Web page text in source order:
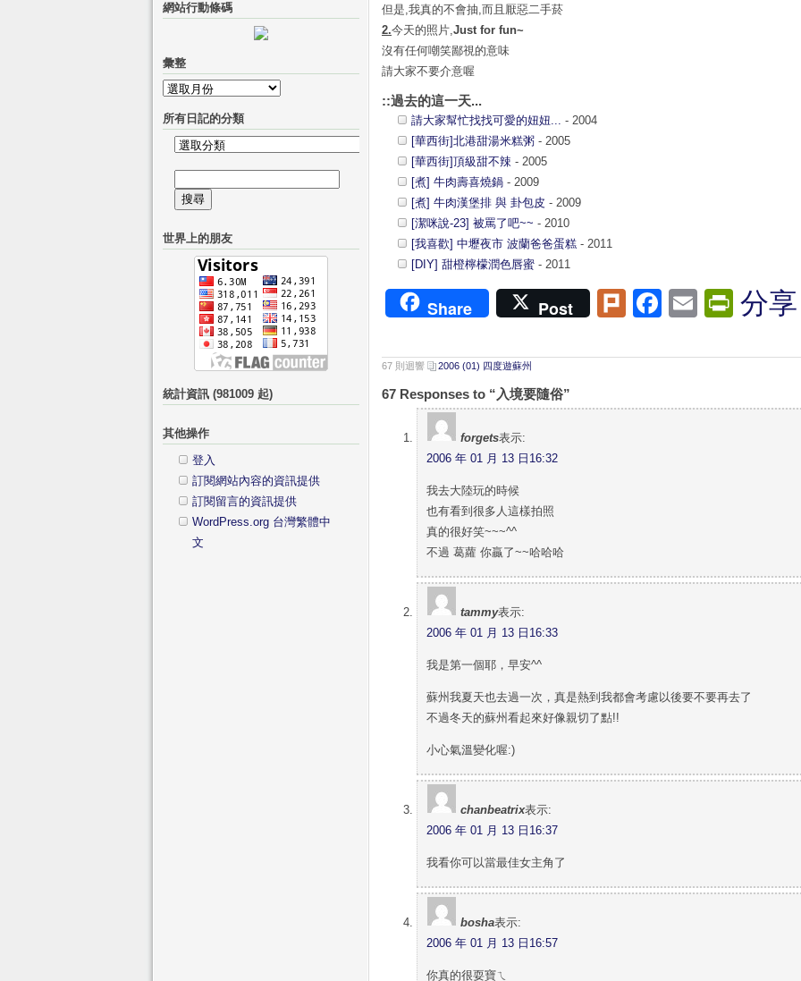
但是,我真的不會抽,而且厭惡二手菸
2.今天的照片,Just for fun~
沒有任何嘲笑鄙視的意味
請大家不要介意喔
::過去的這一天...
請大家幫忙找找可愛的妞妞... - 2004
[華西街]北港甜湯米糕粥 - 2005
[華西街]頂級甜不辣 - 2005
[煮] 牛肉壽喜燒鍋 - 2009
[煮] 牛肉漢堡排 與 卦包皮 - 2009
[潔咪說-23] 被罵了吧~~ - 2010
[我喜歡] 中壢夜市 波蘭爸爸蛋糕 - 2011
[DIY] 甜橙檸檬潤色唇蜜 - 2011
Share Post PlurkFacebook
Email分享
67 則迴響 2006 (01) 四度遊蘇州
67 Responses to “入境要隨俗”
forgets表示:
2006 年 01 月 13 日16:32
我去大陸玩的時候
也有看到很多人這樣拍照
真的很好笑~~~^^
不過 葛蘿 你贏了~~哈哈哈
tammy表示:
2006 年 01 月 13 日16:33
我是第一個耶，早安^^
蘇州我夏天也去過一次，真是熱到我都會考慮以後要不要再去了
不過冬天的蘇州看起來好像親切了點!!
小心氣溫變化喔:)
chanbeatrix表示:
2006 年 01 月 13 日16:37
我看你可以當最佳女主角了
bosha表示:
2006 年 01 月 13 日16:57
你真的很耍寶ㄟ
網站行動條碼
彙整
彙
整
所有日記的分類
所
日
記
分
尋
鍵
世界上的朋友
統計資訊 (981009 起)
其他操作
登入
訂閱網站內容的資訊提供
訂閱留言的資訊提供
WordPress.org 台灣繁體中
文